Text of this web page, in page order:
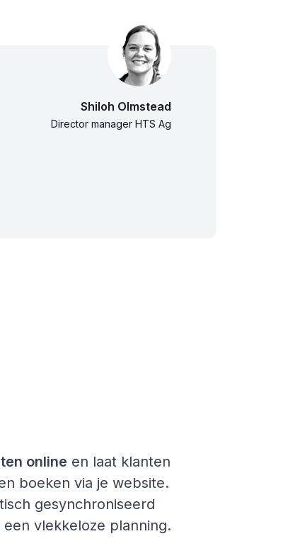
Shiloh Olmstead
Director manager HTS Ag
online en laat klanten
boeken via je website.
gesynchroniseerd
vlekkeloze planning.